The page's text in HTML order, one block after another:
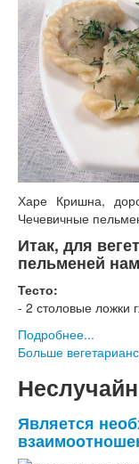
Харе Кришна,
Чечевичные
Итак, для
пельменей
Тесто:
- 2 столовые ложки
Подробнее...
Больше
Является